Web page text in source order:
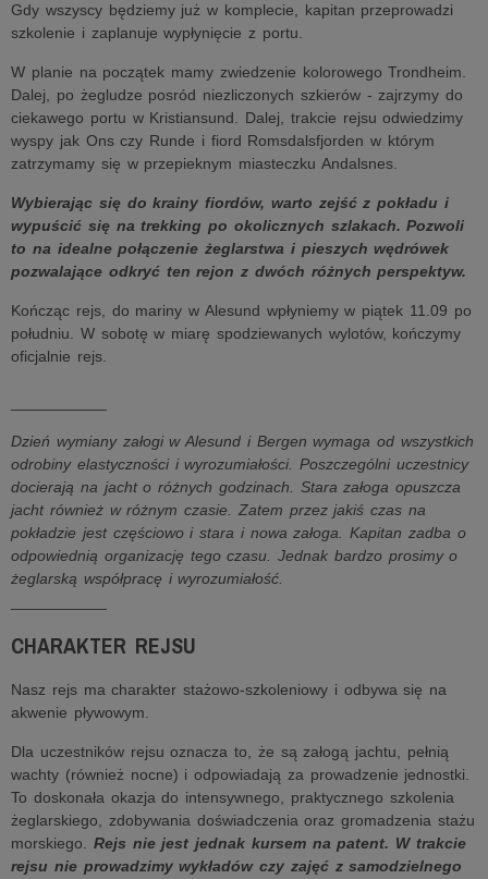
Gdy wszyscy będziemy już w komplecie, kapitan przeprowadzi
szkolenie i zaplanuje wypłynięcie z portu.
W planie na początek mamy zwiedzenie kolorowego Trondheim.
Dalej, po żegludze posród niezliczonych szkierów - zajrzymy do
ciekawego portu w Kristiansund. Dalej, trakcie rejsu odwiedzimy
wyspy jak Ons czy Runde i fiord Romsdalsfjorden w którym
zatrzymamy się w przepieknym miasteczku Andalsnes.
Wybierając się do krainy fiordów, warto zejść z pokładu i
wypuścić się na trekking po okolicznych szlakach. Pozwoli
to na idealne połączenie żeglarstwa i pieszych wędrówek
pozwalające odkryć ten rejon z dwóch różnych perspektyw.
Kończąc rejs, do mariny w Alesund wpłyniemy w piątek 11.09 po
południu. W sobotę w miarę spodziewanych wylotów, kończymy
oficjalnie rejs.
Dzień wymiany załogi w Alesund i Bergen wymaga od wszystkich
odrobiny elastyczności i wyrozumiałości. Poszczególni uczestnicy
docierają na jacht o różnych godzinach. Stara załoga opuszcza
jacht również w różnym czasie. Zatem przez jakiś czas na
pokładzie jest częściowo i stara i nowa załoga. Kapitan zadba o
odpowiednią organizację tego czasu. Jednak bardzo prosimy o
żeglarską współpracę i wyrozumiałość.
CHARAKTER REJSU
Nasz rejs ma charakter stażowo-szkoleniowy i odbywa się na
akwenie pływowym.
Dla uczestników rejsu oznacza to, że są załogą jachtu, pełnią
wachty (również nocne) i odpowiadają za prowadzenie jednostki.
To doskonała okazja do intensywnego, praktycznego szkolenia
żeglarskiego, zdobywania doświadczenia oraz gromadzenia stażu
morskiego. Rejs nie jest jednak kursem na patent. W trakcie
rejsu nie prowadzimy wykładów czy zajęć z samodzielnego